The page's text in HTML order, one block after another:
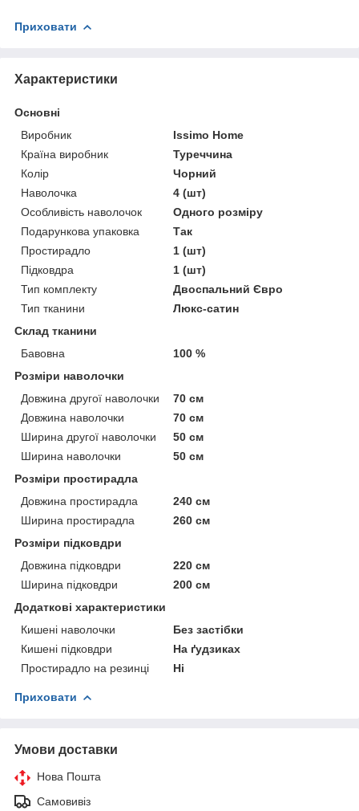
Приховати
Характеристики
Основні
Виробник
Issimo Home
Країна виробник
Туреччина
Колір
Чорний
Наволочка
4 (шт)
Особливість наволочок
Одного розміру
Подарункова упаковка
Так
Простирадло
1 (шт)
Підковдра
1 (шт)
Тип комплекту
Двоспальний Євро
Тип тканини
Люкс-сатин
Склад тканини
Бавовна
100 %
Розміри наволочки
Довжина другої наволочки
70 см
Довжина наволочки
70 см
Ширина другої наволочки
50 см
Ширина наволочки
50 см
Розміри простирадла
Довжина простирадла
240 см
Ширина простирадла
260 см
Розміри підковдри
Довжина підковдри
220 см
Ширина підковдри
200 см
Додаткові характеристики
Кишені наволочки
Без застібки
Кишені підковдри
На ґудзиках
Простирадло на резинці
Ні
Приховати
Умови доставки
Нова Пошта
Самовивіз